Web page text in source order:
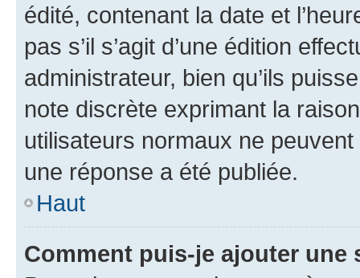
édité, contenant la date et
pas s’il s’agit d’une édition
administrateur, bien qu’ils
note discrète exprimant la
utilisateurs normaux ne
une réponse a été publiée.
Haut
Comment puis-je ajouter une